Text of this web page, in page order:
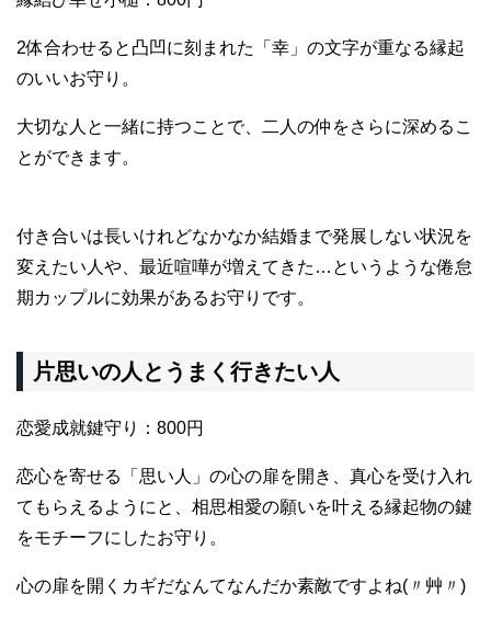
2体合わせると凸凹に刻まれた「幸」の文字が重なる縁起
のいいお守り。
大切な人と一緒に持つことで、二人の仲をさらに深めるこ
とができます。
付き合いは長いけれどなかなか結婚まで発展しない状況を
変えたい人や、最近喧嘩が増えてきた…というような倦怠
期カップルに効果があるお守りです。
片思いの人とうまく行きたい人
恋愛成就鍵守り：800円
恋心を寄せる「思い人」の心の扉を開き、真心を受け入れ
てもらえるようにと、相思相愛の願いを叶える縁起物の鍵
をモチーフにしたお守り。
心の扉を開くカギだなんてなんだか素敵ですよね(〃艸〃)